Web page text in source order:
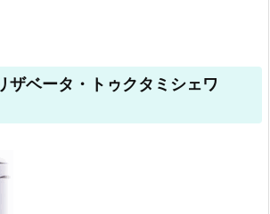
ザベータ・トゥクタミシェワ